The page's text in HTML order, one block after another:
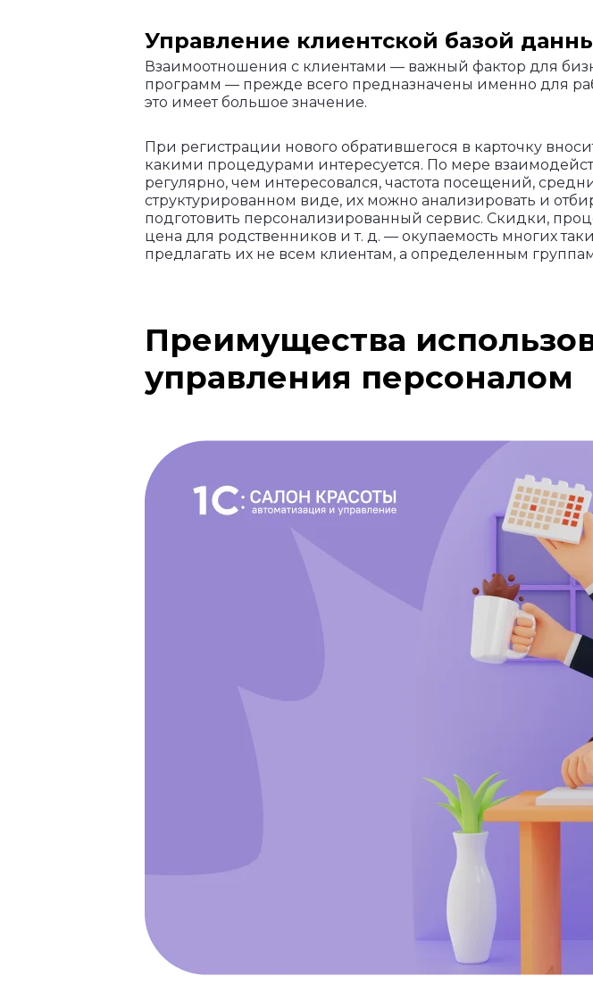
Управление клиентской базой
Взаимоотношения с клиентами — важный фактор для
программ — прежде всего предназначены именно для
это имеет большое значение.
При регистрации нового обратившегося в карточку
какими процедурами интересуется. По мере
регулярно, чем интересовался, частота посещений,
структурированном виде, их можно анализировать и
подготовить персонализированный сервис. Скидки,
цена для родственников и т. д. — окупаемость многих
предлагать их не всем клиентам, а определенным
Преимущества
управления персоналом